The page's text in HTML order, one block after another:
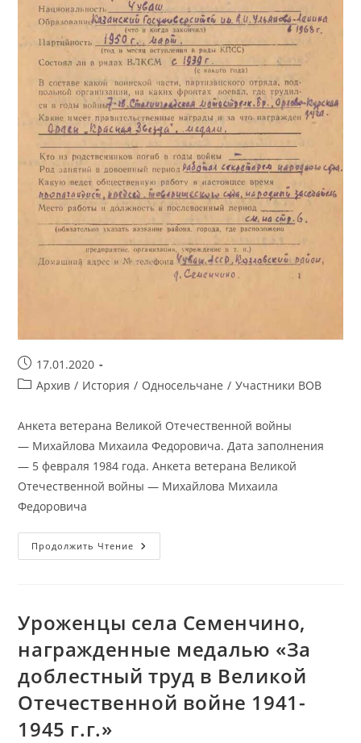
Запись
опубликована:
17.01.2020
Рубрика
Архив / История / Односельчане / Участники ВОВ
Анкета ветерана Великой Отечественной войны
— Михайлова Михаила Федоровича. Дата заполнения
— 5 февраля 1984 года. Анкета ветерана Великой
Отечественной войны — Михайлова Михаила
Федоровича
Продолжить Чтение Анкета
Ветерана
Михайлова
Михаила
Уроженцы села Семенчино,
награжденные медалью «За
доблестный труд в Великой
Отечественной войне 1941-
1945 г.г.»